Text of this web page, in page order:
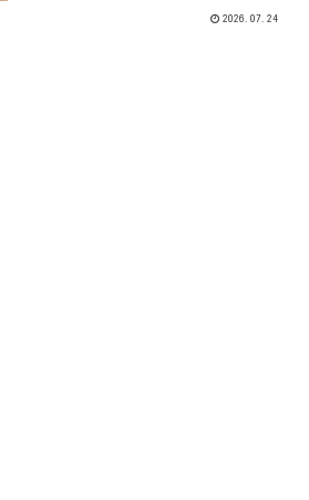
2026.07.24